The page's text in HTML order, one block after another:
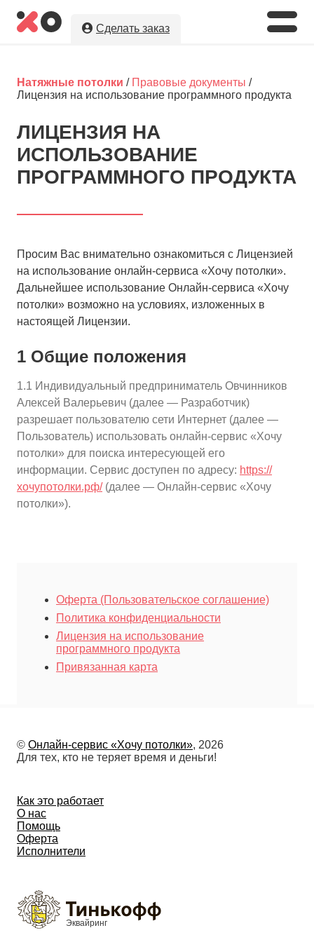
Сделать заказ
натяжные потолки в г. Славянск-на-
Оставляя заявку, Вы даете разрешение на
обработку и хранение Ваших персональных данных.
Вы сохраните полную анонимность до выбора
исполнителя.
10м2 ≈2750
Ориентировочная площадь Вашего потолка
Подобрать исполнителя
Оферта (Пользовательское соглашение)
Политика конфиденциальности
Лицензия на использование
программного продукта
Привязанная карта
Натяжные потолки / Правовые документы /
Лицензия на использование программного продукта
ЛИЦЕНЗИЯ НА
ИСПОЛЬЗОВАНИЕ
ПРОГРАММНОГО ПРОДУКТА
Просим Вас внимательно ознакомиться с Лицензией
на использование онлайн-сервиса «Хочу потолки».
Дальнейшее использование Онлайн-сервиса «Хочу
потолки» возможно на условиях, изложенных в
настоящей Лицензии.
1 Общие положения
1.1 Индивидуальный предприниматель Овчинников
Алексей Валерьевич (далее — Разработчик)
разрешает пользователю сети Интернет (далее —
Пользователь) использовать онлайн-сервис «Хочу
потолки» для поиска интересующей его
информации. Сервис доступен по адресу: https://
хочупотолки.рф/(далее — Онлайн-сервис «Хочу
потолки»).
© Онлайн-сервис «Хочу потолки», 2026
Для тех, кто не теряет время и деньги!
Как это работает
О нас
Помощь
Оферта
Исполнители
Эквайринг